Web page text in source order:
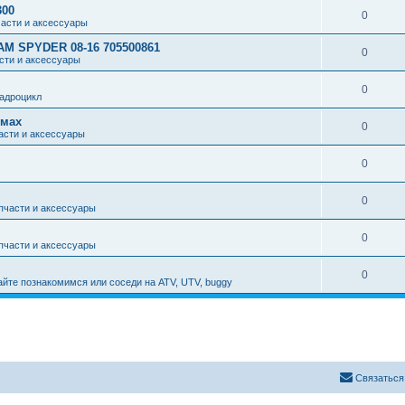
и аксессуары
0
SPYDER 08-16 705500861
и аксессуары
0
0
и аксессуары
0
0
и аксессуары
0
и аксессуары
0
познакомимся или соседи на ATV, UTV, buggy
0